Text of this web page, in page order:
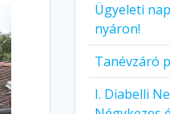
Ügyeleti
nyáron!
Tanévzáró
I. Diabelli